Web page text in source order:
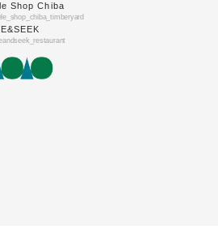
Shop Chiba